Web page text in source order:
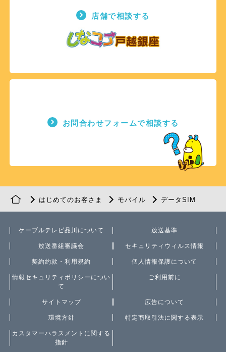
店舗で相談する
お問合わせフォームで相談する
はじめてのお客さま モバイル データSIM
ケーブルテレビ品川について 放送基準
放送番組審議会 セキュリティウィルス情報
契約約款・利用規約 個人情報保護について
情報セキュリティポリシーについ
て
ご利用前に
サイトマップ 広告について
環境方針 特定商取引法に関する表示
カスタマーハラスメントに関する
指針